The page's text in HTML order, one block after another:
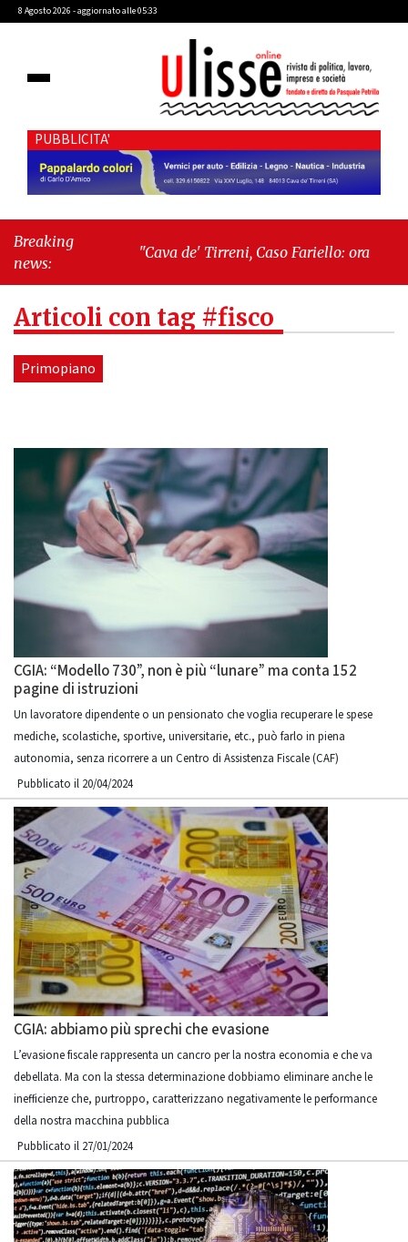
8 Agosto 2026 - aggiornato alle 05:33
PUBBLICITA'
Breaking
news:
"Cava de' Tirreni, Caso Fariello: ora torniamo ai
Articoli con tag #fisco
Primopiano
CGIA: “Modello 730”, non è più “lunare” ma conta 152
pagine di istruzioni
Un lavoratore dipendente o un pensionato che voglia recuperare le spese
mediche, scolastiche, sportive, universitarie, etc., può farlo in piena
autonomia, senza ricorrere a un Centro di Assistenza Fiscale (CAF)
Pubblicato il 20/04/2024
CGIA: abbiamo più sprechi che evasione
L’evasione fiscale rappresenta un cancro per la nostra economia e che va
debellata. Ma con la stessa determinazione dobbiamo eliminare anche le
inefficienze che, purtroppo, caratterizzano negativamente le performance
della nostra macchina pubblica
Pubblicato il 27/01/2024